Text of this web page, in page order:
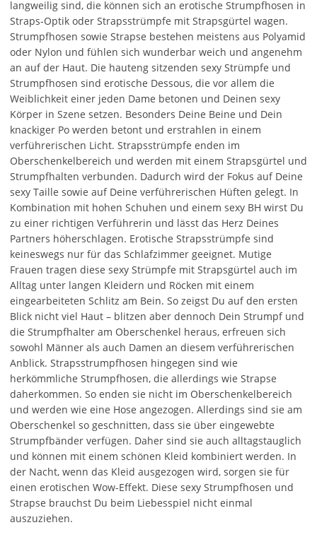
langweilig sind, die können sich an erotische Strumpfhosen in
Straps-Optik oder Strapsstrümpfe mit Strapsgürtel wagen.
Strumpfhosen sowie Strapse bestehen meistens aus Polyamid
oder Nylon und fühlen sich wunderbar weich und angenehm
an auf der Haut. Die hauteng sitzenden sexy Strümpfe und
Strumpfhosen sind erotische Dessous, die vor allem die
Weiblichkeit einer jeden Dame betonen und Deinen sexy
Körper in Szene setzen. Besonders Deine Beine und Dein
knackiger Po werden betont und erstrahlen in einem
verführerischen Licht. Strapsstrümpfe enden im
Oberschenkelbereich und werden mit einem Strapsgürtel und
Strumpfhalten verbunden. Dadurch wird der Fokus auf Deine
sexy Taille sowie auf Deine verführerischen Hüften gelegt. In
Kombination mit hohen Schuhen und einem sexy BH wirst Du
zu einer richtigen Verführerin und lässt das Herz Deines
Partners höherschlagen. Erotische Strapsstrümpfe sind
keineswegs nur für das Schlafzimmer geeignet. Mutige
Frauen tragen diese sexy Strümpfe mit Strapsgürtel auch im
Alltag unter langen Kleidern und Röcken mit einem
eingearbeiteten Schlitz am Bein. So zeigst Du auf den ersten
Blick nicht viel Haut – blitzen aber dennoch Dein Strumpf und
die Strumpfhalter am Oberschenkel heraus, erfreuen sich
sowohl Männer als auch Damen an diesem verführerischen
Anblick. Strapsstrumpfhosen hingegen sind wie
herkömmliche Strumpfhosen, die allerdings wie Strapse
daherkommen. So enden sie nicht im Oberschenkelbereich
und werden wie eine Hose angezogen. Allerdings sind sie am
Oberschenkel so geschnitten, dass sie über eingewebte
Strumpfbänder verfügen. Daher sind sie auch alltagstauglich
und können mit einem schönen Kleid kombiniert werden. In
der Nacht, wenn das Kleid ausgezogen wird, sorgen sie für
einen erotischen Wow-Effekt. Diese sexy Strumpfhosen und
Strapse brauchst Du beim Liebesspiel nicht einmal
auszuziehen.